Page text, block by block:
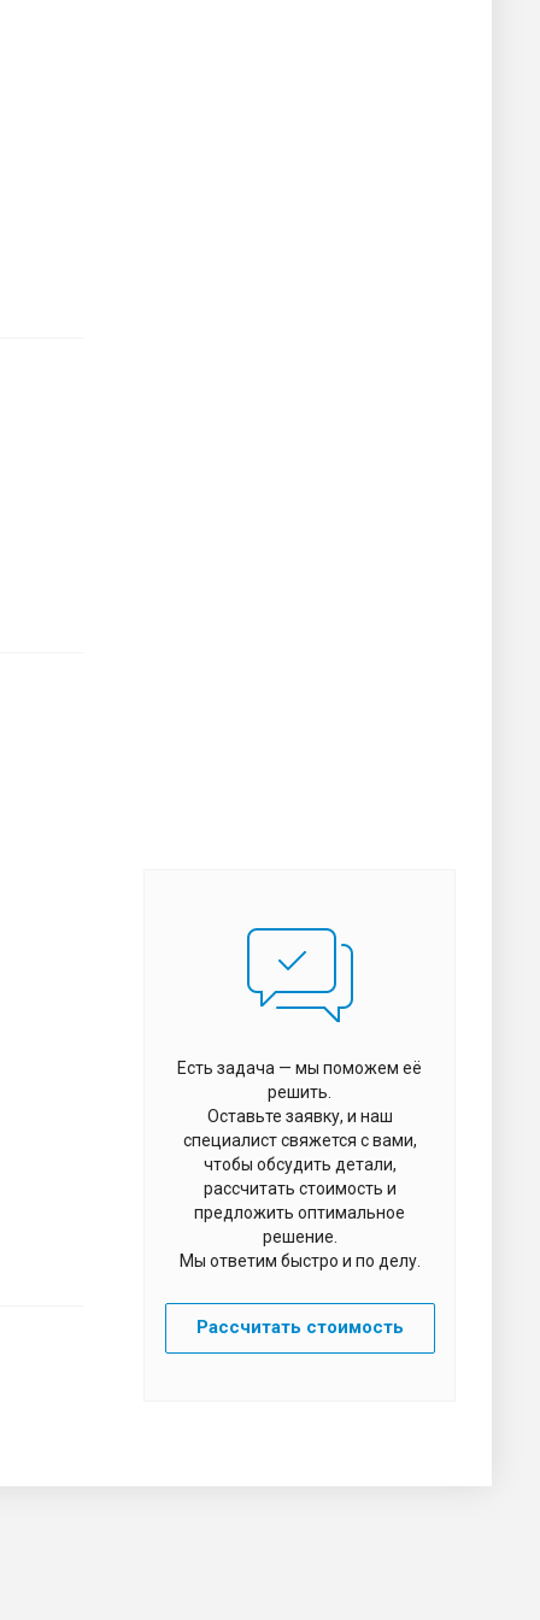
Есть задача — мы поможем её
решить.
Оставьте заявку, и наш
специалист свяжется с вами,
чтобы обсудить детали,
рассчитать стоимость и
предложить оптимальное
решение.
Мы ответим быстро и по делу.
Рассчитать стоимость